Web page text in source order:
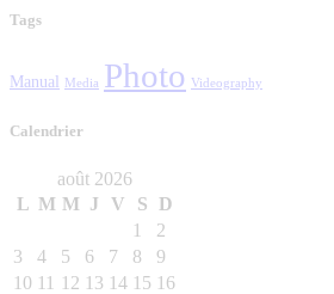
Tags
Manual Media Photo Videography
Calendrier
août 2026
L M M J V S
D
1
2
3
4 5 6 7 8
9
10 11 12 13 14 15 16